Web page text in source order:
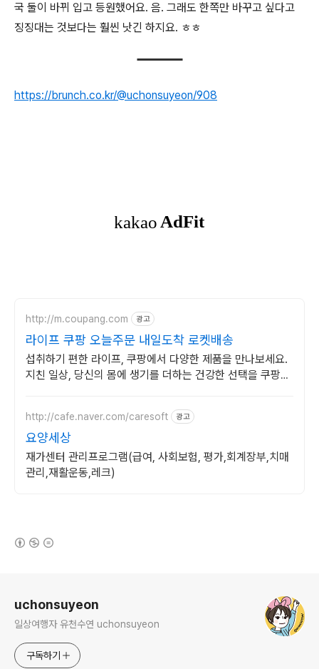
국 둘이 바뀌 입고 등원했어요. 음. 그래도 한쪽만 바꾸고 싶다고
징징대는 것보다는 훨씬 낫긴 하지요. ㅎㅎ
https://brunch.co.kr/@uchonsuyeon/908
http://m.coupang.com 광고
라이프 쿠팡 오늘주문 내일도착 로켓배송
섭취하기 편한 라이프, 쿠팡에서 다양한 제품을 만나보세요.
지친 일상, 당신의 몸에 생기를 더하는 건강한 선택을 쿠팡에
http://cafe.naver.com/caresoft 광고
요양세상
재가센터 관리프로그램(급여, 사회보험, 평가,회계장부,치매
관리,재활운동,레크)
uchonsuyeon
일상여행자 유천수연 uchonsuyeon
구독하기